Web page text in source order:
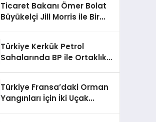
Ticaret Bakanı Ömer Bolat
Büyükelçi Jill Morris ile Bir
Türkiye Kerkük Petrol
Sahalarında BP ile Ortaklık
Türkiye Fransa’daki Orman
Yangınları İçin İki Uçak